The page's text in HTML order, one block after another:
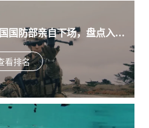
国防部亲自下场，盘点入围
目的五款无人机
看排名